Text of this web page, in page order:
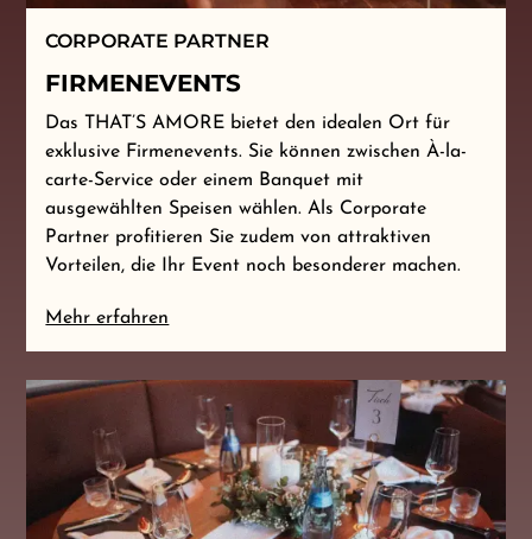
CORPORATE PARTNER
FIRMENEVENTS
Das THAT’S AMORE bietet den idealen Ort für
exklusive Firmenevents. Sie können zwischen À-la-
carte-Service oder einem Banquet mit
ausgewählten Speisen wählen. Als Corporate
Partner profitieren Sie zudem von attraktiven
Vorteilen, die Ihr Event noch besonderer machen.
Mehr erfahren